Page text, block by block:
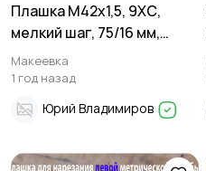
Плашка М42х1,5, 9ХС,
мелкий шаг, 75/16 мм,
2650-2597, сделано в
СССР.
Макеевка
1 год назад
Юрий Владимиров